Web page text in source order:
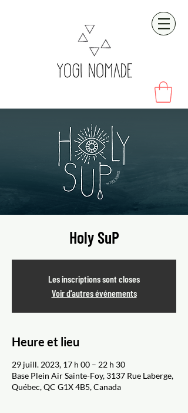
Holy SuP
Les inscriptions sont closes
Voir d'autres événements
Heure et lieu
29 juill. 2023, 17 h 00 – 22 h 30
Base Plein Air Sainte-Foy, 3137 Rue Laberge,
Québec, QC G1X 4B5, Canada